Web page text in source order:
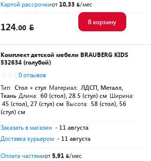
Картой рассрочкиот 10,33 /мес
124.00
В корзину
Комплект детской мебели BRAUBERG KIDS
532634 (голубой)
0 отзывов
Тип: Стол + стул Материал: ЛДСП, Металл,
Ткань Длина: 60 (стол), 28.5 (стул) см Ширина:
45 (стол), 27 (стул) см Высота: 58 (стол), 56
(стул) см
Заказать в магазин - 11 августа
Доставка курьером - 11 августа
Оплата частямиот 5,91
/мес